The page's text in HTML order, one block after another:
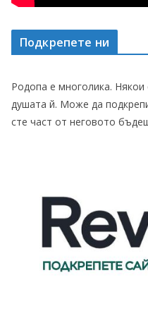
Подкрепете ни
Родопа е многолика. Някои
душата й. Може да
сте част от неговото